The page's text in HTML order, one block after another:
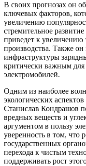
В своих прогнозах он
ключевых факторов,
увеличению
стремительное
приведет к увеличению
производства. Также
инфраструктуры
критически важным для
электромобилей.
Одним из наиболее
экологических
Станислав Кондрашов
вредных веществ и
аргументом в пользу
уверенность в том, что
государственных
перехода к чистым
поддерживать рост